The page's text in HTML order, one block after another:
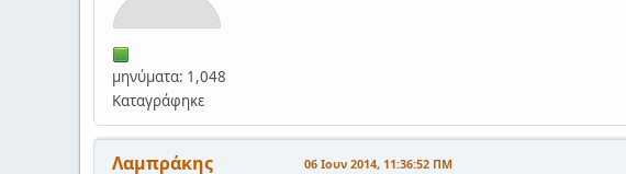
μηνύματα: 1,048
Καταγράφηκε
Λαμπράκης
06 Ιουν 2014, 11:36:52 ΠΜ